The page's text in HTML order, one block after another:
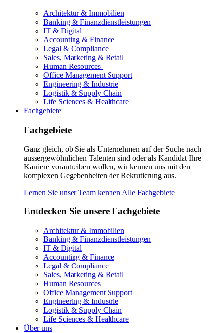
Architektur & Immobilien
Banking & Finanzdienstleistungen
IT & Digital
Accounting & Finance
Legal & Compliance
Sales, Marketing & Retail
Human Resources
Office Management Support
Engineering & Industrie
Logistik & Supply Chain
Life Sciences & Healthcare
Fachgebiete
Fachgebiete
Ganz gleich, ob Sie als Unternehmen auf der Suche nach
aussergewöhnlichen Talenten sind oder als Kandidat Ihre
Karriere vorantreiben wollen, wir kennen uns mit den
komplexen Gegebenheiten der Rekrutierung aus.
Lernen Sie unser Team kennen Alle Fachgebiete
Entdecken Sie unsere Fachgebiete
Architektur & Immobilien
Banking & Finanzdienstleistungen
IT & Digital
Accounting & Finance
Legal & Compliance
Sales, Marketing & Retail
Human Resources
Office Management Support
Engineering & Industrie
Logistik & Supply Chain
Life Sciences & Healthcare
Über uns